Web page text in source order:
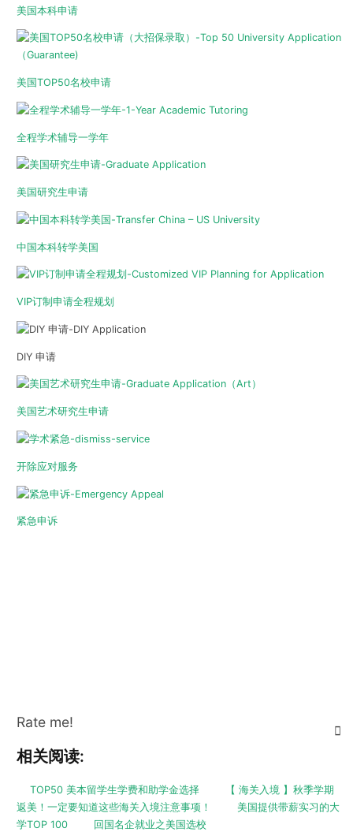
美国本科申请
美国TOP50名校申请
全程学术辅导一学年
美国研究生申请
中国本科转学美国
VIP订制申请全程规划
DIY 申请
美国艺术研究生申请
开除应对服务
紧急申诉
Rate me!
相关阅读:
TOP50 美本留学生学费和助学金选择
【 海关入境 】秋季学期
返美！一定要知道这些海关入境注意事项！
美国提供带薪实习的大
学TOP 100
回国名企就业之美国选校